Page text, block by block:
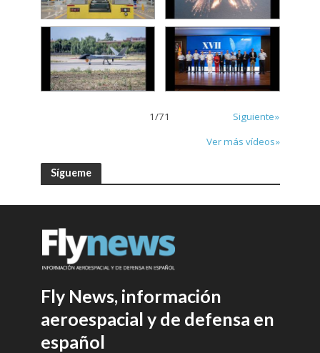
1/71
Siguiente»
Ver más vídeos»
Sígueme
Fly News, información
aeroespacial y de defensa en
español